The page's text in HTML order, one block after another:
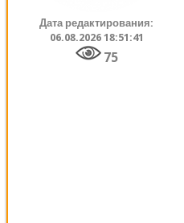
Дата редактирования:
06.08.2026 18:51:41
75